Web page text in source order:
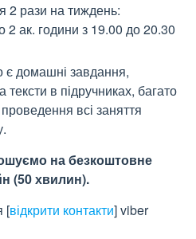
2 рази на тиждень:
2 ак. години з 19.00 до 20.30
є домашні завдання,
тексти в підручниках, багато
всі заняття
на безкоштовне
(50 хвилин).
[відкрити контакти]viber